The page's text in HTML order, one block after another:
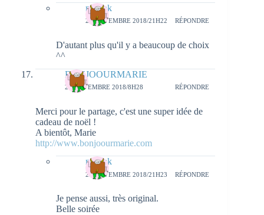
natieak
22 NOVEMBRE 2018/21H22 RÉPONDRE
D'autant plus qu'il y a beaucoup de choix
^^
BONJOOURMARIE
21 NOVEMBRE 2018/8H28 RÉPONDRE
Merci pour le partage, c'est une super idée de
cadeau de noël !
A bientôt, Marie
http://www.bonjoourmarie.com
natieak
22 NOVEMBRE 2018/21H23 RÉPONDRE
Je pense aussi, très original.
Belle soirée